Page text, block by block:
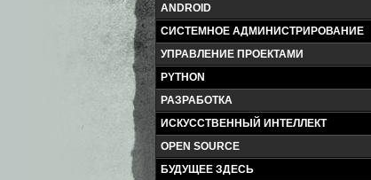
ANDROID
СИСТЕМНОЕ АДМИНИСТРИРОВАНИЕ
УПРАВЛЕНИЕ ПРОЕКТАМИ
PYTHON
РАЗРАБОТКА
ИСКУССТВЕННЫЙ ИНТЕЛЛЕКТ
OPEN SOURCE
БУДУЩЕЕ ЗДЕСЬ